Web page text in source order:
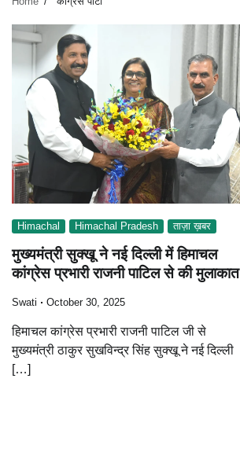
Himachal Himachal Pradesh ताज़ा ख़बर
मुख्यमंत्री सुक्खू ने नई दिल्ली में हिमाचल
कांग्रेस प्रभारी राजनी पाटिल से की मुलाकात
Swati October 30, 2025
हिमाचल कांग्रेस प्रभारी राजनी पाटिल जी से
मुख्यमंत्री ठाकुर सुखविन्द्र सिंह सुक्खू ने नई दिल्ली
[…]